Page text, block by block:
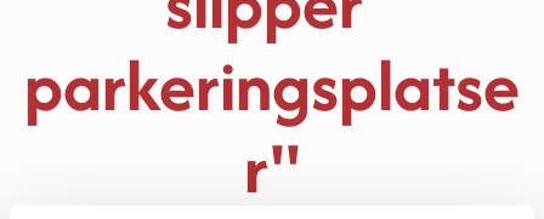
parkeringsplatse
r"